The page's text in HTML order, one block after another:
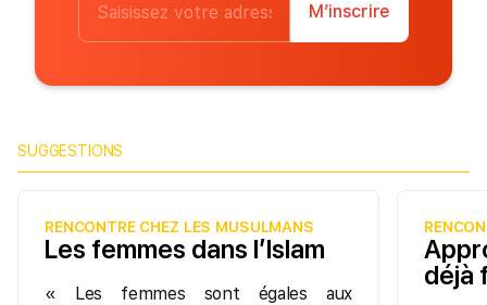
M’inscrire
SUGGESTIONS
RENCONTRE CHEZ LES MUSULMANS
Les femmes dans l’Islam
« Les femmes sont égales aux
déjà